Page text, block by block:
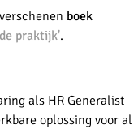
boek
praktijk'.
als HR Generalist
oplossing voor al